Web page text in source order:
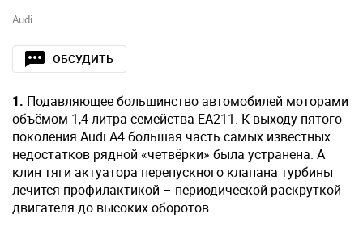
Audi
ОБСУДИТЬ
1. Подавляющее большинство автомобилей моторами
объёмом 1,4 литра семейства ЕА211. К выходу пятого
поколения Audi A4 большая часть самых известных
недостатков рядной «четвёрки» была устранена. А
клин тяги актуатора перепускного клапана турбины
лечится профилактикой – периодической раскруткой
двигателя до высоких оборотов.